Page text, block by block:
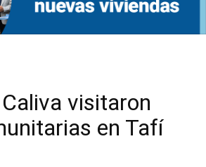
visitaron
en Tafí